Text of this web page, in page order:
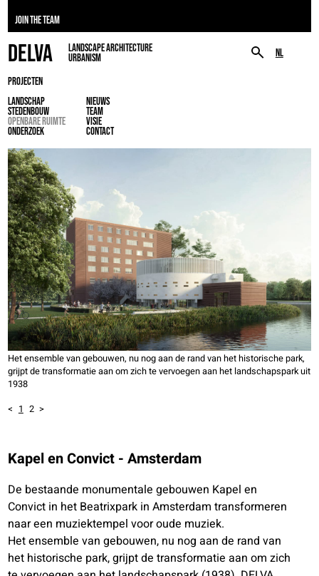
JOIN THE TEAM
NL
DELVA
LANDSCAPE ARCHITECTURE
URBANISM
PROJECTEN
LANDSCHAP
STEDENBOUW
OPENBARE RUIMTE
ONDERZOEK
NIEUWS
TEAM
VISIE
CONTACT
Het ensemble van gebouwen, nu nog aan de rand van het historische park,
grijpt de transformatie aan om zich te vervoegen aan het landschapspark uit
1938
< 1 2 >
Kapel en Convict - Amsterdam
De bestaande monumentale gebouwen Kapel en
Convict in het Beatrixpark in Amsterdam transformeren
naar een muziektempel voor oude muziek.
Het ensemble van gebouwen, nu nog aan de rand van
het historische park, grijpt de transformatie aan om zich